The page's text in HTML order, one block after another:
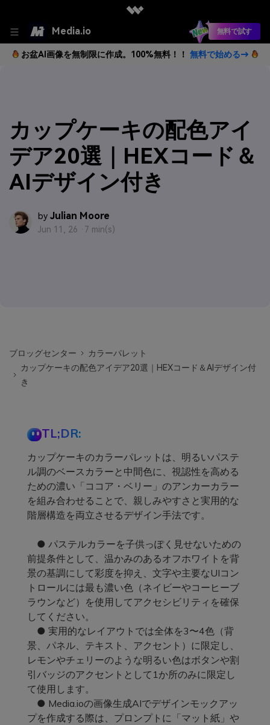
Media.io 無料で試す
お盆AI画像を無制限に作成。100%無料！！ 無料で始める→
カップケーキの配色アイ
デア20選｜HEXコード＆
AIデザイン付き
by Julian Moore
Jun 11, 26 · 7 min(s)
ブロッグセンター
カラーパレット
カップケーキの配色アイデア20選｜HEXコード＆AIデザイン付
き
TL;DR:
カップケーキのカラーパレットは、明るいパステ
ル調のベースカラーと中間色に、視認性を高める
ための濃い「ココア・ベリー」のアンカーカラー
を組み合わせることで、親しみやすさと実用的な
階層構造を両立させるデザイン手法です。
● パステルカラーを子供っぽく見せないための
前提条件として、温かみのあるオフホワイトを背
景の基調にして彩度を抑え、文字や主要なUIコン
トロールには最も濃い色（ネイビーやコーヒーブ
ラウンなど）を使用してアクセシビリティを確保
してください。
● 実用的なレイアウトでは全体を3〜4色（背
景、パネル、テキスト、アクセント）に限定し、
レモンやチェリーのような明るい色はボタンや割
引バッジのアクセントとして1か所のみに限定し
て使用します。
● Media.ioの画像生成AIでデザインモックアッ
プを作成する際は、プロンプトに「マット紙」や